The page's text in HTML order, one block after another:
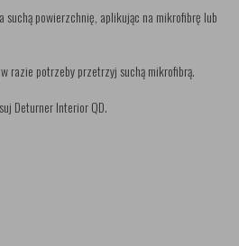
suchą powierzchnię, aplikując na mikrofibrę lub
razie potrzeby przetrzyj suchą mikrofibrą.
Deturner Interior QD.